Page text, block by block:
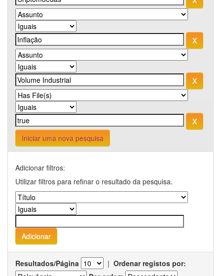
Iniciar uma nova pesquisa
Adicionar filtros:
Utilizar filtros para refinar o resultado da pesquisa.
Resultados/Página | Ordenar registos por: